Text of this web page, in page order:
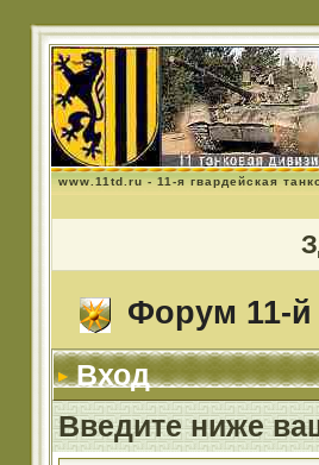
www.11td.ru - 11-я гвардейская
Форум 11-й
Вход
Введите ниже